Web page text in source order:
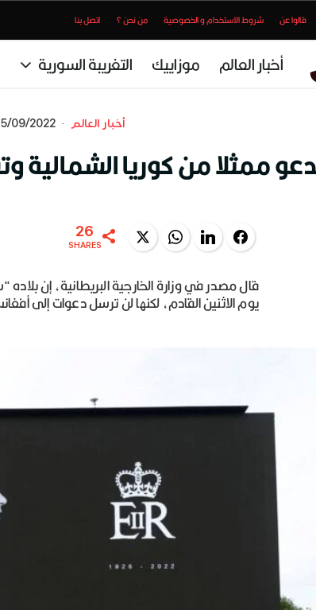
قالوا عن شروط الاستخدام و الخصوصية من نحن ؟ اتصل بنا
أخبار العالم موزاييك التغريبة السورية
أخبار العالم ·
09/2022
ممثلا من كوريا الشمالية
Facebook
LinkedIn
WhatsApp
Twitter
26
SHARES
قال مصدر في وزارة الخارجية البريطانية، إن بلاده
يوم الاثنين القادم، لكنها لن ترسل دعوات إلى